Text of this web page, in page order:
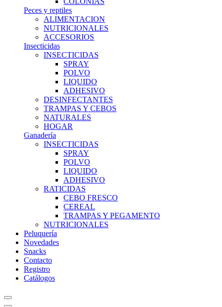
Peces y reptiles
ALIMENTACION
NUTRICIONALES
ACCESORIOS
Insecticidas
INSECTICIDAS
SPRAY
POLVO
LIQUIDO
ADHESIVO
DESINFECTANTES
TRAMPAS Y CEBOS
NATURALES
HOGAR
Ganadería
INSECTICIDAS
SPRAY
POLVO
LIQUIDO
ADHESIVO
RATICIDAS
CEBO FRESCO
CEREAL
TRAMPAS Y PEGAMENTO
NUTRICIONALES
Peluquería
Novedades
Snacks
Contacto
Registro
Catálogos